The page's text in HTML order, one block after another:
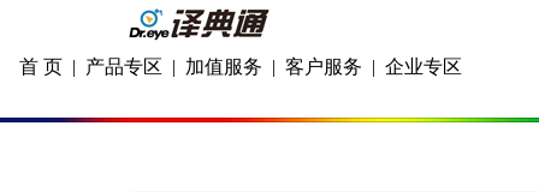
首 页 | 产品专区 | 加值服务 | 客户服务 | 企业专区